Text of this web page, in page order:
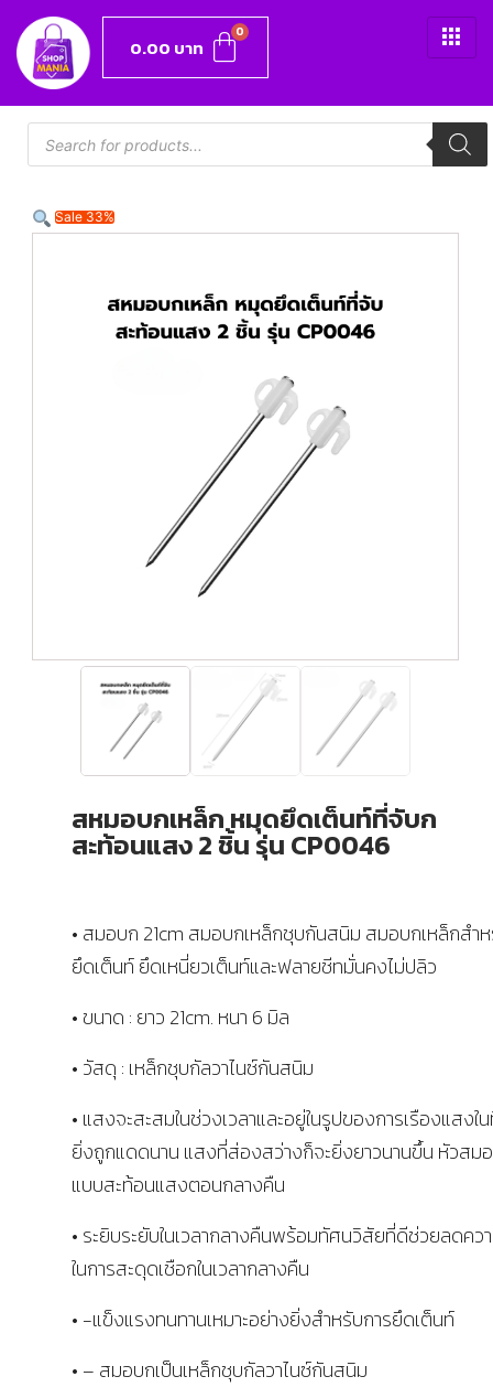
0.00 บาท
Sale 33%
สหมอบกเหล็ก หมุดยึดเต็นท์ที่จับก
สะท้อนแสง 2 ชิ้น รุ่น CP0046
• สมอบก 21cm สมอบกเหล็กชุบกันสนิม สมอบกเหล็กสำ
ยึดเต็นท์ ยึดเหนี่ยวเต็นท์และฟลายชีทมั่นคงไม่ปลิว
• ขนาด : ยาว 21cm. หนา 6 มิล
• วัสดุ : เหล็กชุบกัลวาไนซ์กันสนิม
• แสงจะสะสมในช่วงเวลาและอยู่ในรูปของการเรืองแสงใ
ยิ่งถูกแดดนาน แสงที่ส่องสว่างก็จะยิ่งยาวนานขึ้น หัวสม
แบบสะท้อนแสงตอนกลางคืน
• ระยิบระยับในเวลากลางคืนพร้อมทัศนวิสัยที่ดีช่วยลดคว
ในการสะดุดเชือกในเวลากลางคืน
• -แข็งแรงทนทานเหมาะอย่างยิ่งสำหรับการยึดเต็นท์
• – สมอบกเป็นเหล็กชุบกัลวาไนซ์กันสนิม